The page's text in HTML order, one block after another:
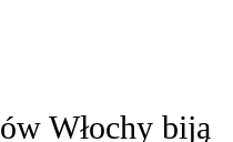
Włochy biją